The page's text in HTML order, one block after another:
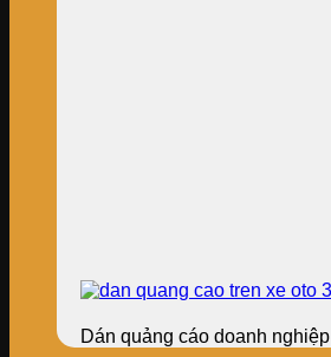
Dán quảng cáo doanh nghiệp